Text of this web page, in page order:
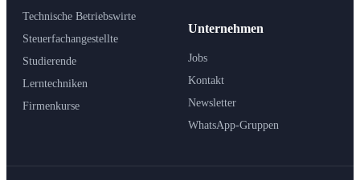
Technische Betriebswirte
Steuerfachangestellte
Studierende
Lerntechniken
Firmenkurse
Unternehmen
Jobs
Kontakt
Newsletter
WhatsApp-Gruppen